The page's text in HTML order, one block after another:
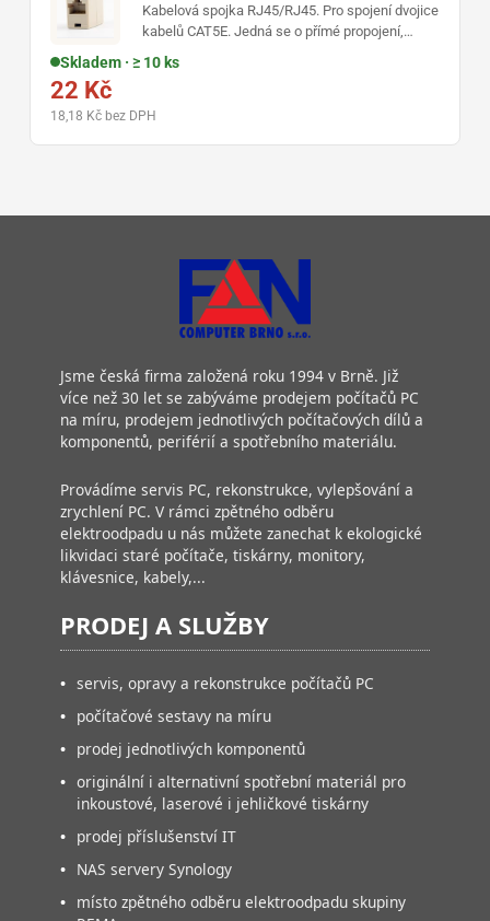
Kabelová spojka RJ45/RJ45. Pro spojení dvojice
kabelů CAT5E. Jedná se o přímé propojení,
Skladem · ≥ 10 ks
22 Kč
18,18 Kč bez DPH
Jsme česká firma založená roku 1994 v Brně. Již
více než 30 let se zabýváme prodejem počítačů PC
na míru, prodejem jednotlivých počítačových dílů a
komponentů, periférií a spotřebního materiálu.
Provádíme servis PC, rekonstrukce, vylepšování a
zrychlení PC. V rámci zpětného odběru
elektroodpadu u nás můžete zanechat k ekologické
likvidaci staré počítače, tiskárny, monitory,
klávesnice, kabely,...
PRODEJ A SLUŽBY
• servis, opravy a rekonstrukce počítačů PC
• počítačové sestavy na míru
• prodej jednotlivých komponentů
• originální i alternativní spotřební materiál pro
inkoustové, laserové i jehličkové tiskárny
• prodej příslušenství IT
• NAS servery Synology
• místo zpětného odběru elektroodpadu skupiny